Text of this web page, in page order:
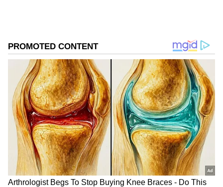
ను మీ ఫ్రిఫర్డ్ సోర్స్ గా ఎంచుకోండి